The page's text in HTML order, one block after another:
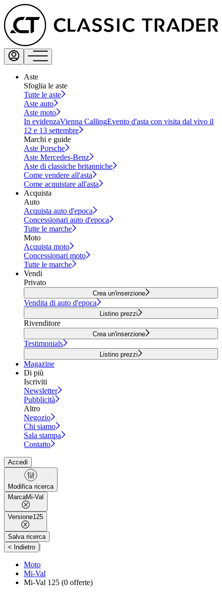
Aste
Sfoglia le aste
Tutte le aste
Aste auto
Aste moto
In evidenzaVienna CallingEvento d'asta con visita dal vivo il
12 e 13 settembre
Marchi e guide
Aste Porsche
Aste Mercedes-Benz
Aste di classiche britanniche
Come vendere all'asta
Come acquistare all'asta
Acquista
Auto
Acquista auto d'epoca
Concessionari auto d'epoca
Tutte le marche
Moto
Acquista moto
Concessionari moto
Tutte le marche
Vendi
Privato
Crea un'inserzione
Vendita di auto d'epoca
Listino prezzi
Rivenditore
Crea un'inserzione
Testimonials
Listino prezzi
Magazine
Di più
Iscriviti
Newsletter
Pubblicità
Altro
Negozio
Chi siamo
Sala stampa
Contatto
Accedi
Modifica ricerca
MarcaMi-Val
Versione125
Salva ricerca
< Indietro |
Moto
Mi-Val
Mi-Val 125 (0 offerte)